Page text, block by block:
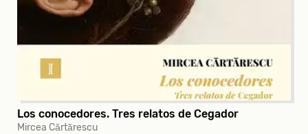
Los conocedores. Tres relatos de Cegador
Mircea Cărtărescu